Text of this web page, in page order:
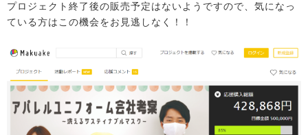
プロジェクト終了後の販売予定はないようですので、気になっ
ている方はこの機会をお見逃しなく！！